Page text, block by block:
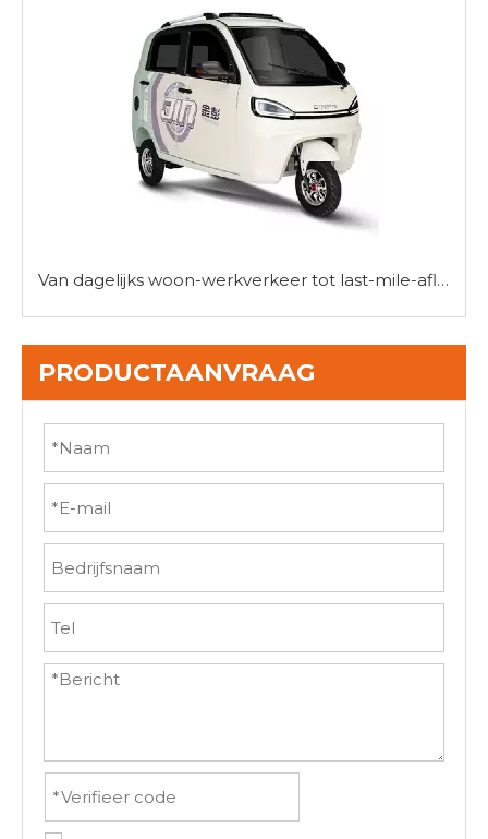
Van dagelijks woon-werkverkeer tot last-mile-afleveringen: de veelzijdigheid van mini-driewielerauto's
PRODUCTAANVRAAG